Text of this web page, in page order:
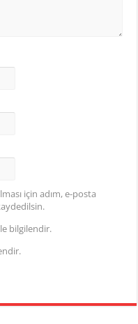
için adım, e-posta
bilgilendir.